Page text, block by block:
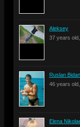
Aleksey
37 years
Ruslan
46 years
Elena